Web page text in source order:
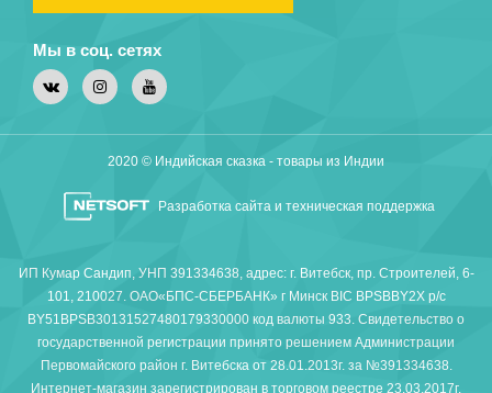
Мы в соц. сетях
Разработка сайта и техническая поддержка
2020 © Индийская сказка - товары из Индии
ИП Кумар Сандип, УНП 391334638, адрес: г. Витебск, пр. Строителей, 6-
101, 210027. ОАО«БПС-СБЕРБАНК» г Минск BIC BPSBBY2X р/с
BY51BPSB30131527480179330000 код валюты 933. Свидетельство о
государственной регистрации принято решением Администрации
Первомайского район г. Витебска от 28.01.2013г. за №391334638.
Интернет-магазин зарегистрирован в торговом реестре 23.03.2017г.